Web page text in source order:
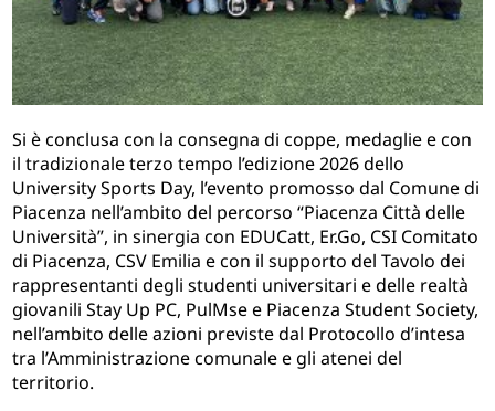
Si è conclusa con la consegna di coppe, medaglie e con
il tradizionale terzo tempo l’edizione 2026 dello
University Sports Day, l’evento promosso dal Comune di
Piacenza nell’ambito del percorso “Piacenza Città delle
Università”, in sinergia con EDUCatt, Er.Go, CSI Comitato
di Piacenza, CSV Emilia e con il supporto del Tavolo dei
rappresentanti degli studenti universitari e delle realtà
giovanili Stay Up PC, PulMse e Piacenza Student Society,
nell’ambito delle azioni previste dal Protocollo d’intesa
tra l’Amministrazione comunale e gli atenei del
territorio.